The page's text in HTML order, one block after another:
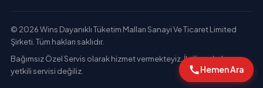
© 2026 Wins Dayanıklı Tüketim Malları Sanayi Ve Ticaret Limited
Şirketi. Tüm hakları saklıdır.
Bağımsız Özel Servis olarak hizmet vermekteyiz. İlgili markaların
yetkili servisi değiliz.
Hemen Ara